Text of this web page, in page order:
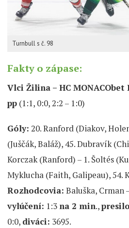
Turnbull s č. 98
Fakty o zápase:
Vlci Žilina – HC MONACObet
pp (1:1, 0:0, 2:2 – 1:0)
Góly: 20. Ranford (Diakov,
(Juščák, Baláž), 45. Dubravík
Korczak (Ranford) – 1. Šoltés
Myklucha (Faith, Galipeau), 54.
Rozhodcovia: Baluška, Crman
vylúčení: 1:3 na 2 min.,
0:0, diváci: 3695.